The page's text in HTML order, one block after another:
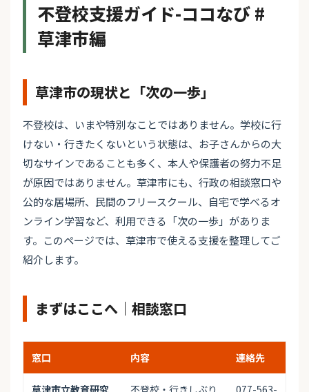
不登校支援ガイド-ココなび #
草津市編
草津市の現状と「次の一歩」
不登校は、いまや特別なことではありません。学校に行
けない・行きたくないという状態は、お子さんからの大
切なサインであることも多く、本人や保護者の努力不足
が原因ではありません。草津市にも、行政の相談窓口や
公的な居場所、民間のフリースクール、自宅で学べるオ
ンライン学習など、利用できる「次の一歩」がありま
す。このページでは、草津市で使える支援を整理してご
紹介します。
まずはここへ｜相談窓口
窓口 内容 連絡先